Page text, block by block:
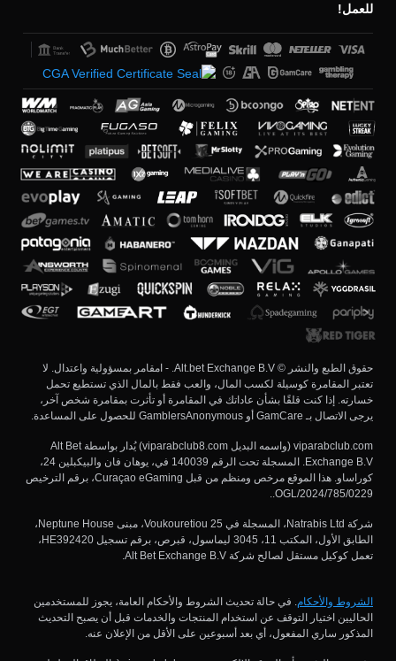
للعمل!
حقوق الطبع والنشر © Alt.bet Exchange B.V. - امقامر بمسؤولية واعتدال. لا
تعتبر المقامرة كوسيلة لكسب المال، والعب فقط بالمال الذي تستطيع تحمل
خسارته. إذا كنت قلقًا بشأن عاداتك في المقامرة أو تأثرت بمقامرة شخص آخر،
يرجى الاتصال بـ GamCare أو GamblersAnonymous للحصول على المساعدة.
viparabclub.com (واسمه البديل viparabclub8.com) يُدار بواسطة Alt Bet
Exchange B.V. المسجلة تحت الرقم 140039 في، يوهان فان والبيكبلين 24،
كوراساو. هذا الموقع مرخص ومنظم من قبل Curaçao eGaming، برقم الترخيص
OGL/2024/785/0229..
شركة Natrabis Ltd، المسجلة في Voukouretiou 25، مبنى Neptune House،
الطابق الأول، المكتب 11، 3045 ليماسول، قبرص، برقم تسجيل HE392420،
تعمل كوكيل مستقل لصالح شركة Alt Bet Exchange B.V.
الشروط والأحكام. في حالة تحديث الشروط والأحكام العامة، يجوز للمستخدمين
الحاليين اختيار التوقف عن استخدام المنتجات والخدمات قبل أن يصبح التحديث
المذكور ساري المفعول، أي بعد أسبوعين على الأقل من الإعلان عنه.